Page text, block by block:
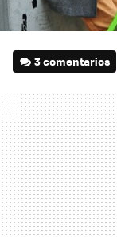
3 comentarios